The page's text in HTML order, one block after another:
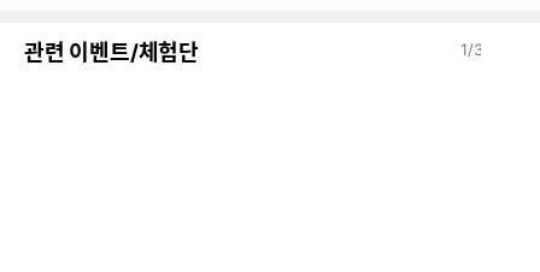
관련 이벤트/체험단 1/3다